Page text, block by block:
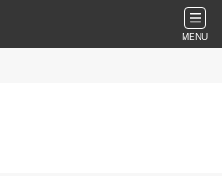
MENU